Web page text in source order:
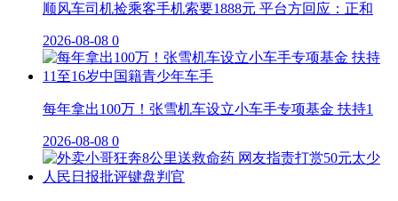
顺风车司机捡乘客手机索要1888元 平台方回应：正和
2026-08-08 0
每年拿出100万！张雪机车设立小车手专项基金 扶持1
2026-08-08 0